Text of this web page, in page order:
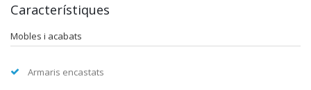
Característiques
Mobles i acabats
Armaris encastats